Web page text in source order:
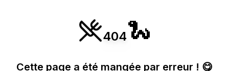
404🐍
Cette page a été mangée par erreur ! 😋